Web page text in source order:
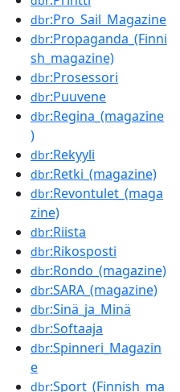
dbr:Pro_Sail_Magazine
dbr:Propaganda_(Finni
sh_magazine)
dbr:Prosessori
dbr:Puuvene
dbr:Regina_(magazine
)
dbr:Rekyyli
dbr:Retki_(magazine)
dbr:Revontulet_(maga
zine)
dbr:Riista
dbr:Rikosposti
dbr:Rondo_(magazine)
dbr:SARA_(magazine)
dbr:Sinä_ja_Minä
dbr:Softaaja
dbr:Spinneri_Magazin
e
dbr:Sport_(Finnish_ma